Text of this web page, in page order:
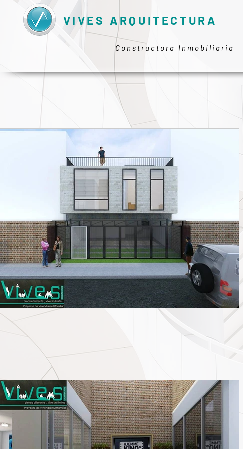
VIVES ARQUITECTURA
Constructora Inmobiliaria